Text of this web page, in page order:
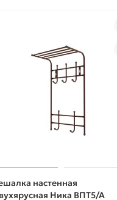
настенная
Ника ВПТ5/А